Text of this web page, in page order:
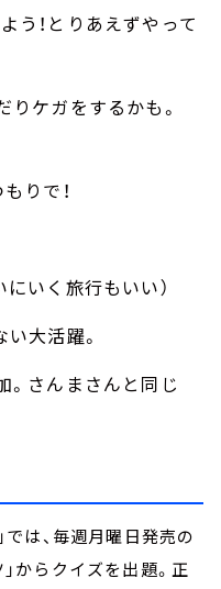
う！とりあえずやって
りケガをするかも。
りで！
にいく旅行もいい）
大活躍。
。さんまさんと同じ
では、毎週月曜日発売の
からクイズを出題。正